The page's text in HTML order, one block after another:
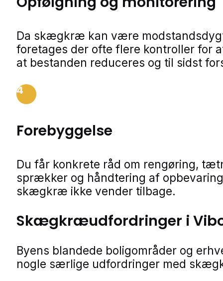
Da skægkræ kan være
foretages der ofte flere kontroller for
at bestanden reduceres og til sidst
4
Forebyggelse
Du får konkrete råd om rengøring,
sprækker og håndtering af
skægkræ ikke vender tilbage.
Skægkræudfordringer i
Byens blandede boligområder og
nogle særlige udfordringer med